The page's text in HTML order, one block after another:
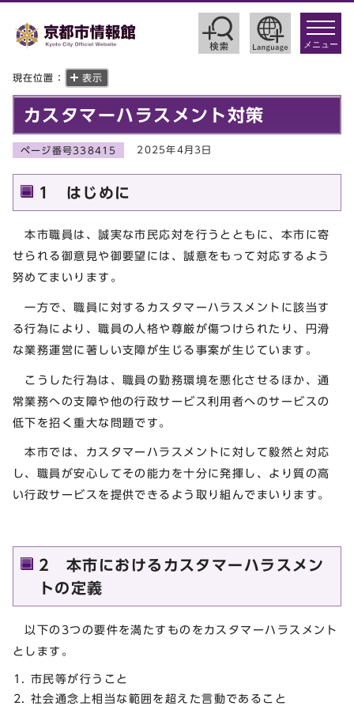
toggle
メニュー
現在位置： 表示
カスタマーハラスメント対策
ページ番号338415 2025年4月3日
1 はじめに
本市職員は、誠実な市民応対を行うとともに、本市に寄
せられる御意見や御要望には、誠意をもって対応するよう
努めてまいります。
一方で、職員に対するカスタマーハラスメントに該当す
る行為により、職員の人格や尊厳が傷つけられたり、円滑
な業務運営に著しい支障が生じる事案が生じています。
こうした行為は、職員の勤務環境を悪化させるほか、通
常業務への支障や他の行政サービス利用者へのサービスの
低下を招く重大な問題です。
本市では、カスタマーハラスメントに対して毅然と対応
し、職員が安心してその能力を十分に発揮し、より質の高
い行政サービスを提供できるよう取り組んでまいります。
2 本市におけるカスタマーハラスメン
トの定義
以下の3つの要件を満たすものをカスタマーハラスメント
とします。
市民等が行うこと
社会通念上相当な範囲を超えた言動であること